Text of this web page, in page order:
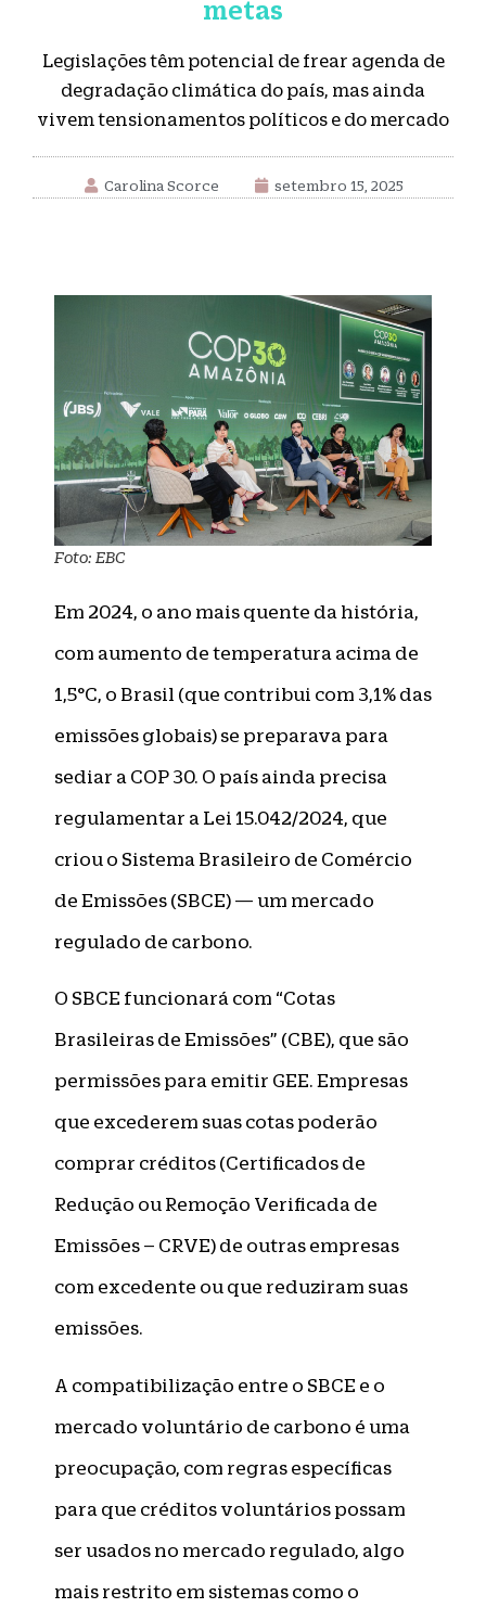
metas
Legislações têm potencial de frear agenda de
degradação climática do país, mas ainda
vivem tensionamentos políticos e do mercado
Carolina Scorce setembro 15, 2025
Foto: EBC
Em 2024, o ano mais quente da história,
com aumento de temperatura acima de
1,5°C, o Brasil (que contribui com 3,1% das
emissões globais) se preparava para
sediar a COP 30. O país ainda precisa
regulamentar a Lei 15.042/2024, que
criou o Sistema Brasileiro de Comércio
de Emissões (SBCE) — um mercado
regulado de carbono.
O SBCE funcionará com “Cotas
Brasileiras de Emissões” (CBE), que são
permissões para emitir GEE. Empresas
que excederem suas cotas poderão
comprar créditos (Certificados de
Redução ou Remoção Verificada de
Emissões – CRVE) de outras empresas
com excedente ou que reduziram suas
emissões.
A compatibilização entre o SBCE e o
mercado voluntário de carbono é uma
preocupação, com regras específicas
para que créditos voluntários possam
ser usados no mercado regulado, algo
mais restrito em sistemas como o